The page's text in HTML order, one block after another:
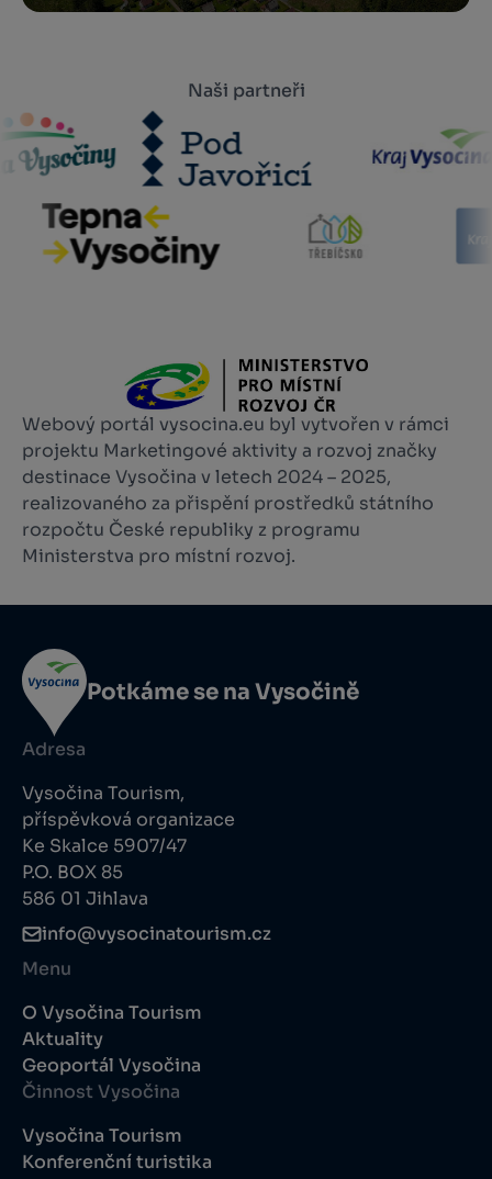
Naši partneři
Webový portál vysocina.eu byl vytvořen v rámci
projektu Marketingové aktivity a rozvoj značky
destinace Vysočina v letech 2024 – 2025,
realizovaného za přispění prostředků státního
rozpočtu České republiky z programu
Ministerstva pro místní rozvoj.
Potkáme se na Vysočině
Adresa
Vysočina Tourism,
příspěvková organizace
Ke Skalce 5907/47
P.O. BOX 85
586 01 Jihlava
info@vysocinatourism.cz
Menu
O Vysočina Tourism
Aktuality
Geoportál Vysočina
Činnost Vysočina
Vysočina Tourism
Konferenční turistika